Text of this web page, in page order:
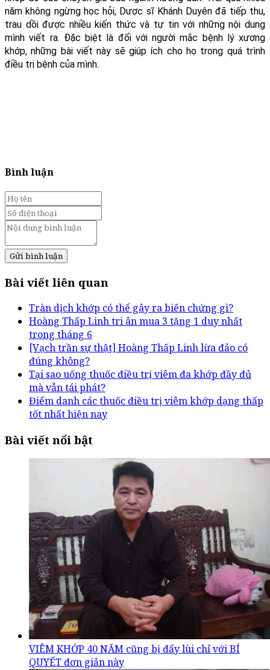
năm không ngừng học hỏi, Dược sĩ Khánh Duyên đã tiếp thu,
trau dồi được nhiều kiến thức và tự tin với những nội dung
mình viết ra. Đặc biệt là đối với người mắc bệnh lý xương
khớp, những bài viết này sẽ giúp ích cho họ trong quá trình
điều trị bệnh của mình.
Bình luận
Gửi bình luận
Bài viết liên quan
Tràn dịch khớp có thể gây ra biến chứng gì?
Hoàng Thấp Linh tri ân mua 3 tặng 1 duy nhất
trong tháng 6
[Vạch trần sự thật] Hoàng Thấp Linh lừa đảo có
đúng không?
Tại sao uống thuốc điều trị viêm đa khớp đầy đủ
mà vẫn tái phát?
Điểm danh các thuốc điều trị viêm khớp dạng thấp
tốt nhất hiện nay
Bài viết nổi bật
VIÊM KHỚP 40 NĂM cũng bị đẩy lùi chỉ với BÍ
QUYẾT đơn giản này